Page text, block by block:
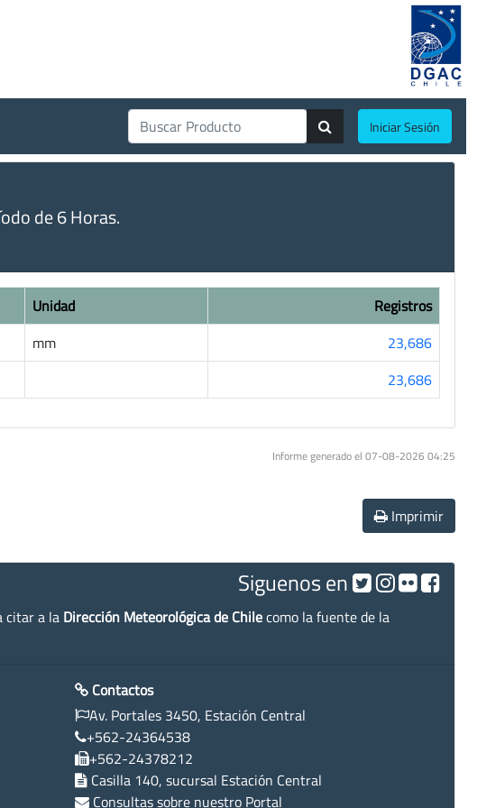
Iniciar Sesión
de 6 Horas.
Unidad
Registros
mm
23,686
23,686
Informe generado el 07-08-2026 04:25
Imprimir
Siguenos en
citar a la Dirección Meteorológica de Chilecomo la fuente de la
Contactos
Av. Portales 3450, Estación Central
+562-24364538
+562-24378212
Casilla 140, sucursal Estación Central
Consultas sobre nuestro Portal